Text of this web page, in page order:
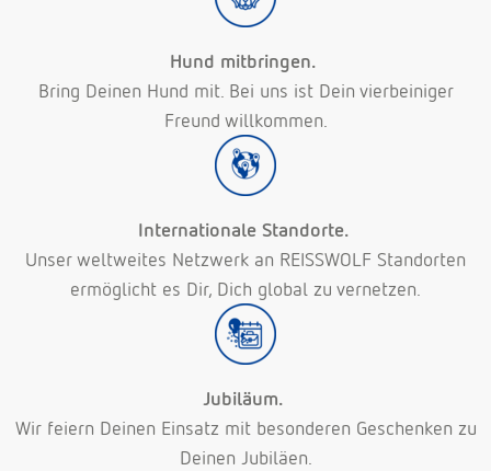
Hund mitbringen.
Bring Deinen Hund mit. Bei uns ist Dein vierbeiniger
Freund willkommen.
Internationale Standorte.
Unser weltweites Netzwerk an REISSWOLF Standorten
ermöglicht es Dir, Dich global zu vernetzen.
Jubiläum.
Wir feiern Deinen Einsatz mit besonderen Geschenken zu
Deinen Jubiläen.